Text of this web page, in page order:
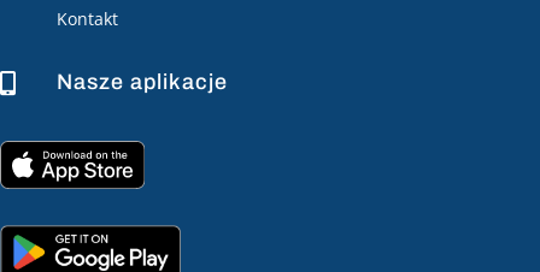
Kontakt
 Nasze aplikacje